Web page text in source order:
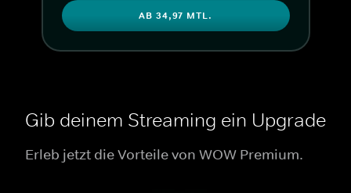
AB 34,97 MTL.
Gib deinem Streaming ein Upgrade
Erleb jetzt die Vorteile von WOW Premium.